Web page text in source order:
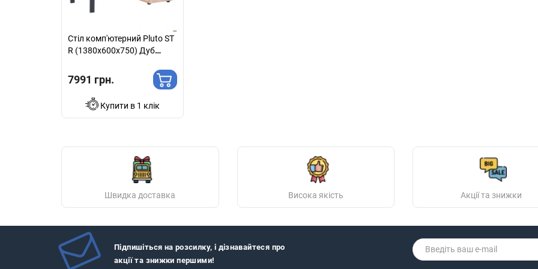
Стіл комп'ютерний Pluto ST
R (1380х600х750) Дуб
7991 грн.
Купити в 1 клік
Швидка доставка Висока якість Акції та знижки
Підпишіться на розсилку, і дізнавайтеся про
акції та знижки першими!